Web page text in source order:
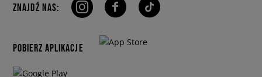
ZNAJDŹ NAS:
POBIERZ APLIKACJE